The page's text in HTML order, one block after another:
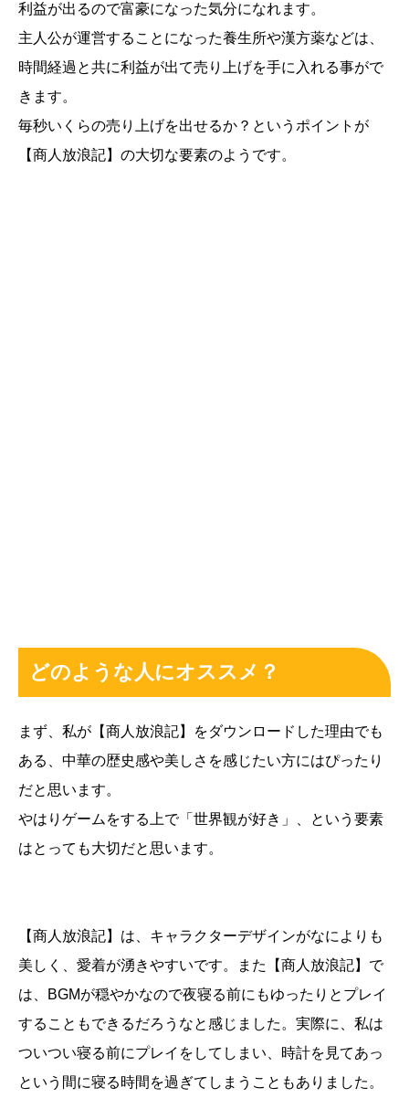
利益が出るので富豪になった気分になれます。
主人公が運営することになった養生所や漢方薬などは、
時間経過と共に利益が出て売り上げを手に入れる事がで
きます。
毎秒いくらの売り上げを出せるか？というポイントが
【商人放浪記】の大切な要素のようです。
どのような人にオススメ？
まず、私が【商人放浪記】をダウンロードした理由でも
ある、中華の歴史感や美しさを感じたい方にはぴったり
だと思います。
やはりゲームをする上で「世界観が好き」、という要素
はとっても大切だと思います。
【商人放浪記】は、キャラクターデザインがなによりも
美しく、愛着が湧きやすいです。また【商人放浪記】で
は、BGMが穏やかなので夜寝る前にもゆったりとプレイ
することもできるだろうなと感じました。実際に、私は
ついつい寝る前にプレイをしてしまい、時計を見てあっ
という間に寝る時間を過ぎてしまうこともありました。